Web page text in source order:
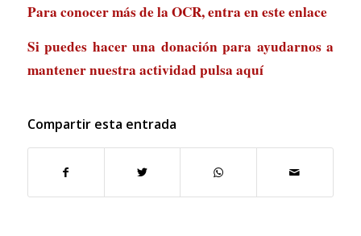
Para conocer más de la OCR, entra eneste enlace
Si puedes hacer una donación para ayudarnos a
mantener nuestra actividad pulsa aquí
Compartir esta entrada